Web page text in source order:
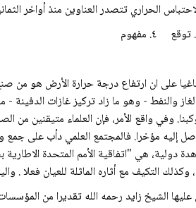
الحراري تتصدر العناوين منذ أواخر
والنفط - وهو ما زاد تركيز غازات
وفي واقع الأمر، فإن العلماء متيقنين من
إليه مؤخرا. فالمجتمع العلمي دأب على جمع
١٦٥ بلدا معاهدة دولية، هي "اتفاقية الأمم
الماثلة للعيان فعلا . واليوم، بأن هناك ١٩٧ بلدا ملتزما بـ"اتفاقية الأمم المتحدة
الشيخ زايد رحمه الله تقديرا من